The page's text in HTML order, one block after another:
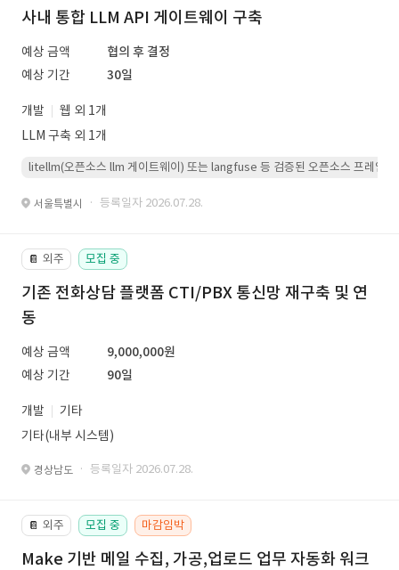
사내 통합 LLM API 게이트웨이 구축
예상 금액
협의 후 결정
예상 기간
30일
개발
웹 외 1개
LLM 구축 외 1개
litellm(오픈소스 llm 게이트웨이) 또는 langfuse 등 검증된 오픈소스 프레임워
서울특별시 · 등록일자 2026.07.28.
📔 외주 모집 중
기존 전화상담 플랫폼 CTI/PBX 통신망 재구축 및 연
동
예상 금액
9,000,000원
예상 기간
90일
개발
기타
기타(내부 시스템)
경상남도 · 등록일자 2026.07.28.
📔 외주 모집 중 마감임박
Make 기반 메일 수집, 가공,업로드 업무 자동화 워크